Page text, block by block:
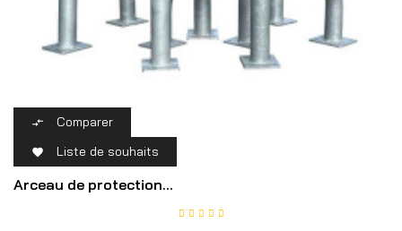
 Comparer
 Liste de souhaits
Arceau de protection...